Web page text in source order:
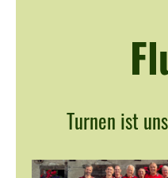
Turnen ist